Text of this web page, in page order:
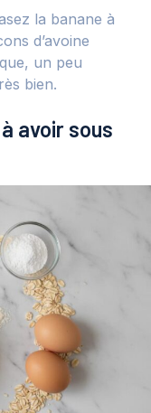
la banane à
d’avoine
un peu
bien.
avoir sous